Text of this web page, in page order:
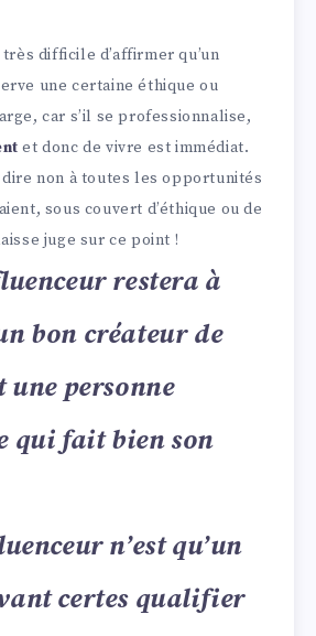
difficile d’affirmer qu’un
une certaine éthique ou
car s’il se professionnalise,
et donc de vivre est immédiat.
non à toutes les opportunités
sous couvert d’éthique ou de
juge sur ce point !
restera à
bon créateur de
une personne
qui fait bien son
n’est qu’un
certes qualifier